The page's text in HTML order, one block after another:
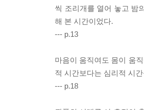
- ‘우리 선생님’이 던진 숙
팬데믹 영화제 로드 무비를
장산곶매 이야기 좀 빌려
- ‘문제적 칼럼’이 되다
씩 조리개를 열어 놓고 밤
해 본 시간이었다.
--- p.13
마음이 움직여도 몸이 움
적 시간보다는 심리적 시
--- p.18